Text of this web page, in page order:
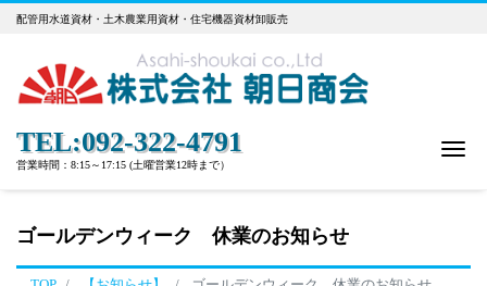
配管用水道資材・土木農業用資材・住宅機器資材卸販売
TEL:092-322-4791
営業時間：8:15～17:15 (土曜営業12時まで）
ゴールデンウィーク 休業のお知らせ